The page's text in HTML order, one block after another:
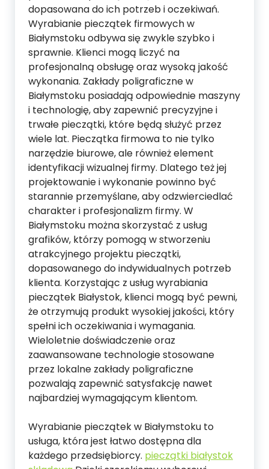
dopasowana do ich potrzeb i oczekiwań.
Wyrabianie pieczątek firmowych w
Białymstoku odbywa się zwykle szybko i
sprawnie. Klienci mogą liczyć na
profesjonalną obsługę oraz wysoką jakość
wykonania. Zakłady poligraficzne w
Białymstoku posiadają odpowiednie maszyny
i technologię, aby zapewnić precyzyjne i
trwałe pieczątki, które będą służyć przez
wiele lat. Pieczątka firmowa to nie tylko
narzędzie biurowe, ale również element
identyfikacji wizualnej firmy. Dlatego też jej
projektowanie i wykonanie powinno być
starannie przemyślane, aby odzwierciedlać
charakter i profesjonalizm firmy. W
Białymstoku można skorzystać z usług
grafików, którzy pomogą w stworzeniu
atrakcyjnego projektu pieczątki,
dopasowanego do indywidualnych potrzeb
klienta. Korzystając z usług wyrabiania
pieczątek Białystok, klienci mogą być pewni,
że otrzymują produkt wysokiej jakości, który
spełni ich oczekiwania i wymagania.
Wieloletnie doświadczenie oraz
zaawansowane technologie stosowane
przez lokalne zakłady poligraficzne
pozwalają zapewnić satysfakcję nawet
najbardziej wymagającym klientom.
Wyrabianie pieczątek w Białymstoku to
usługa, która jest łatwo dostępna dla
każdego przedsiębiorcy. pieczątki białystok